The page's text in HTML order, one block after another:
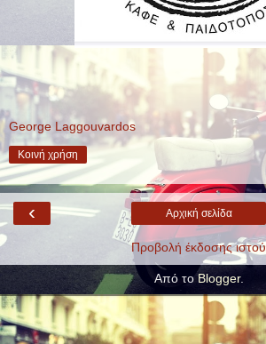
George Laggouvardos
Κοινή χρήση
‹ Αρχική σελίδα
Προβολή έκδοσης ιστού
Από το Blogger.